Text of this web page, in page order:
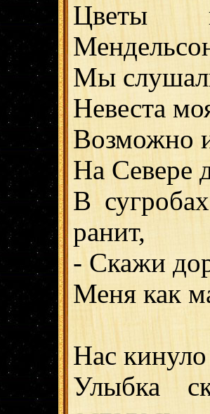
Цветы
Мы
Невеста
Возможно
На Севере
В
ранит,
- Скажи
Меня как
Нас
Улыбка